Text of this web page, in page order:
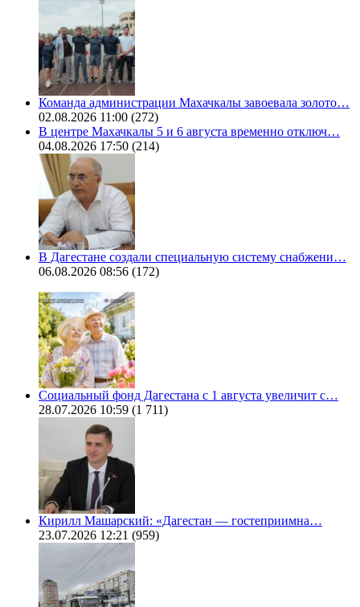
Команда администрации Махачкалы завоевала золото…
02.08.2026 11:00 (272)
В центре Махачкалы 5 и 6 августа временно отключ…
04.08.2026 17:50 (214)
В Дагестане создали специальную систему снабжени…
06.08.2026 08:56 (172)
Социальный фонд Дагестана с 1 августа увеличит с…
28.07.2026 10:59 (1 711)
Кирилл Машарский: «Дагестан — гостеприимна…
23.07.2026 12:21 (959)